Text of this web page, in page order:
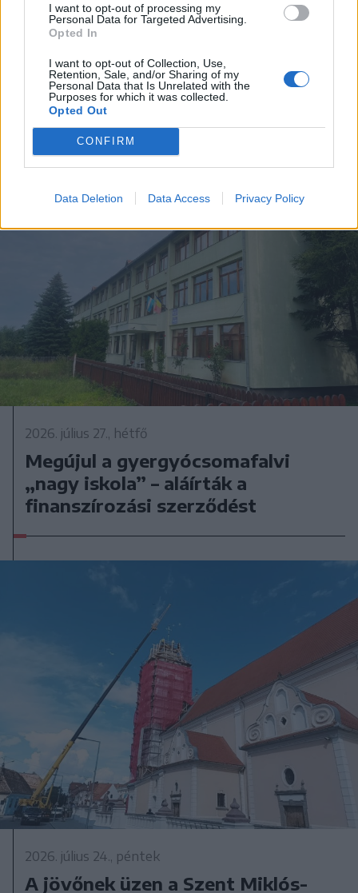
I want to opt-out of processing my
Personal Data for Targeted Advertising.
Opted In
I want to opt-out of Collection, Use,
Retention, Sale, and/or Sharing of my
Personal Data that Is Unrelated with the
Purposes for which it was collected.
Opted Out
CONFIRM
Data Deletion Data Access Privacy Policy
Családias hangulat, telt udvar és
sok ismerős – beváltotta a
reményeket a Folk & Roll Víkend
2026. július 27., hétfő
Megújul a gyergyócsomafalvi
„nagy iskola” – aláírták a
finanszírozási szerződést
2026. július 24., péntek
A jövőnek üzen a Szent Miklós-